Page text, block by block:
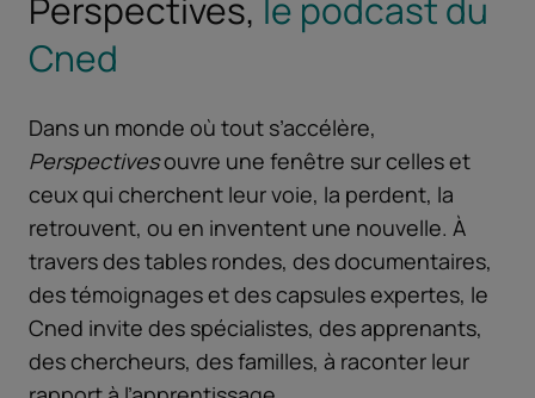
Perspectives, le podcast du
Cned
Dans un monde où tout s’accélère,
Perspectivesouvre une fenêtre sur celles et
ceux qui cherchent leur voie, la perdent, la
retrouvent, ou en inventent une nouvelle. À
travers des tables rondes, des documentaires,
des témoignages et des capsules expertes, le
Cned invite des spécialistes, des apprenants,
des chercheurs, des familles, à raconter leur